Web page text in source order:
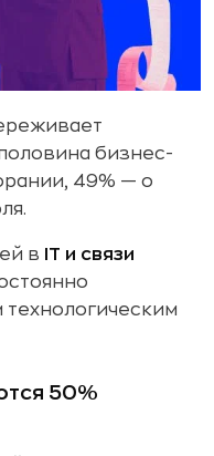
бизнес-
49% — о
в
IT и связи
50%